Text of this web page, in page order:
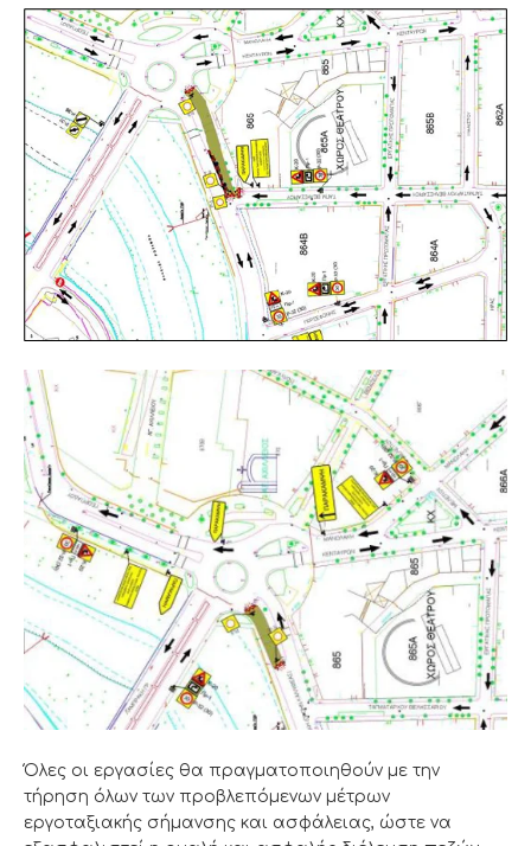
Όλες οι εργασίες θα πραγματοποιηθούν με την
τήρηση όλων των προβλεπόμενων μέτρων
εργοταξιακής σήμανσης και ασφάλειας, ώστε να